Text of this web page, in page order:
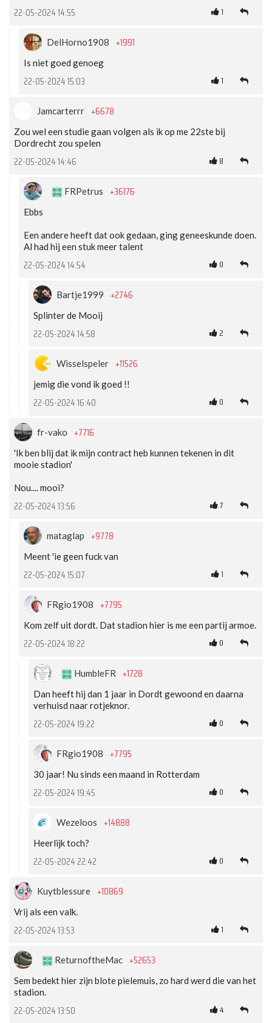
22-05-2024 14:55 1
DelHorno1908 +1991
Is niet goed genoeg
22-05-2024 15:03 1
Jamcarterrr +6678
Zou wel een studie gaan volgen als ik op me 22ste bij
Dordrecht zou spelen
22-05-2024 14:46 8
FRPetrus +36176
Ebbs
Een andere heeft dat ook gedaan, ging geneeskunde doen.
Al had hij een stuk meer talent
22-05-2024 14:54 0
Bartje1999 +2746
Splinter de Mooij
22-05-2024 14:58 2
Wisselspeler +11526
jemig die vond ik goed !!
22-05-2024 16:40 0
fr-vako +7716
'Ik ben blij dat ik mijn contract heb kunnen tekenen in dit
mooie stadion'
Nou.... mooi?
22-05-2024 13:56 7
mataglap +9778
Meent 'ie geen fuck van
22-05-2024 15:07 1
FRgio1908 +7795
Kom zelf uit dordt. Dat stadion hier is me een partij armoe.
22-05-2024 18:22 0
HumbleFR +1728
Dan heeft hij dan 1 jaar in Dordt gewoond en daarna
verhuisd naar rotjeknor.
22-05-2024 19:22 0
FRgio1908 +7795
30 jaar! Nu sinds een maand in Rotterdam
22-05-2024 19:45 0
Wezeloos +14888
Heerlijk toch?
22-05-2024 22:42 0
Kuytblessure +10869
Vrij als een valk.
22-05-2024 13:53 1
ReturnoftheMac +52653
Sem bedekt hier zijn blote pielemuis, zo hard werd die van het
stadion.
22-05-2024 13:50 4